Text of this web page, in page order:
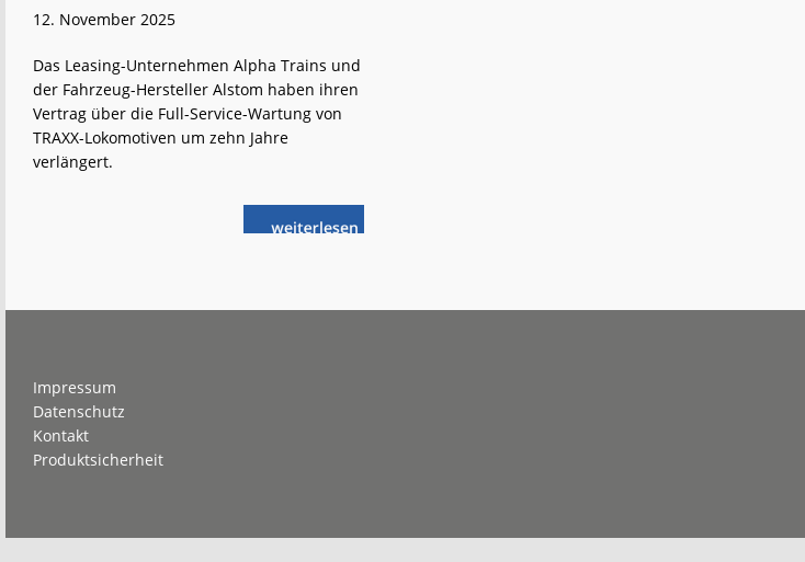
12. November 2025
Das Leasing-Unternehmen Alpha Trains und
der Fahrzeug-Hersteller Alstom haben ihren
Vertrag über die Full-Service-Wartung von
TRAXX-Lokomotiven um zehn Jahre
verlängert.
weiterlese
nAlpha
Impressum
Datenschutz
Kontakt
Produktsicherheit